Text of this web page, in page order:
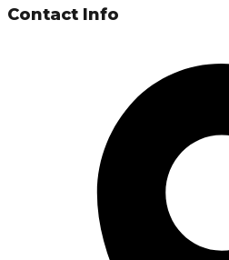
Contact Info